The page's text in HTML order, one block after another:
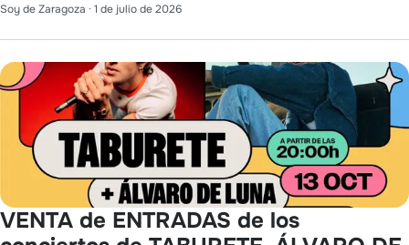
Soy de Zaragoza · 1 de julio de 2026
VENTA de ENTRADAS de los